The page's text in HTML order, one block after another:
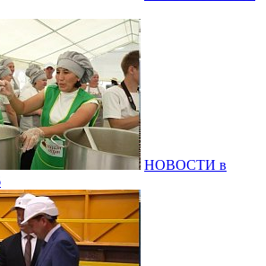
НОВОСТИ в